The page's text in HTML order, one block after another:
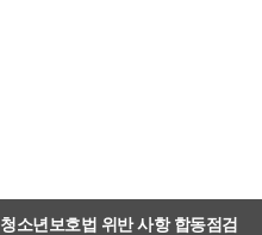
청소년보호법 위반 사항 합동점검